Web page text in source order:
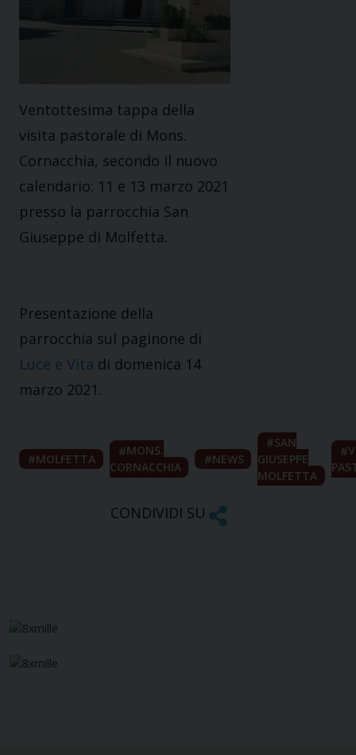
Ventottesima tappa della
visita pastorale di Mons.
Cornacchia, secondo il nuovo
calendario: 11 e 13 marzo 2021
presso la parrocchia San
Giuseppe di Molfetta.
Presentazione della
parrocchia sul paginone di
Luce e Vita di domenica 14
marzo 2021.
MOLFETTA
MONS.
CORNACCHIA
NEWS
SAN
GIUSEPPE
MOLFETTA
CONDIVIDI SU